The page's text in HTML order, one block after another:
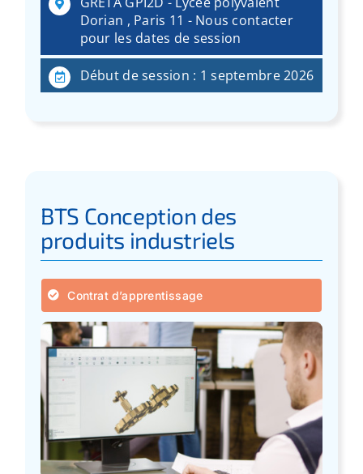
Dorian , Paris 11 - Nous contacter
pour les dates de session
Début de session : 1 septembre 2026
BTS Conception des
produits industriels
Contrat d’apprentissage